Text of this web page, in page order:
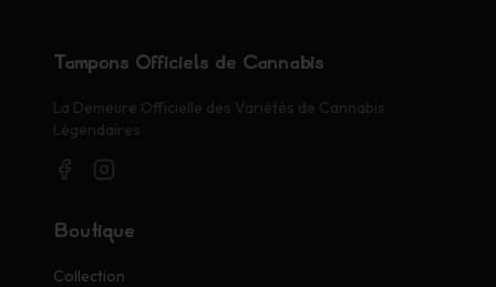
Tampons Officiels de Cannabis
La Demeure Officielle des Variétés de Cannabis
Légendaires
Boutique
Collection